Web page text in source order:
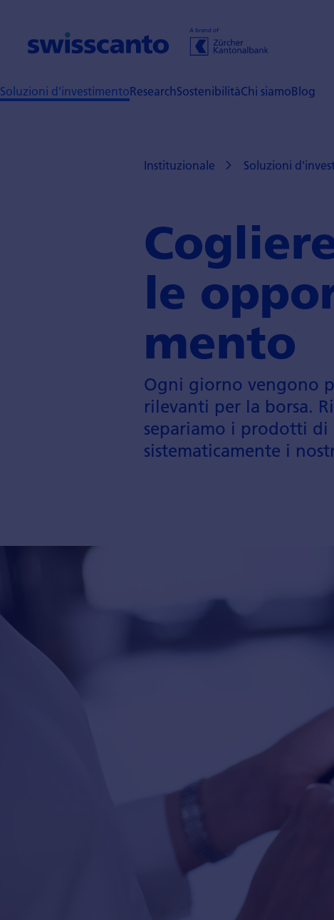
Soluzioni d'investimentoResearchSostenibilitàChi siamoBlog
Instituzionale Soluzioni
le
mento
Ogni giorno vengono
rilevanti per la borsa.
separiamo i prodotti di
sistematica­mente i